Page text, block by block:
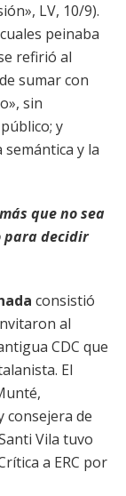
LV, 10/9).
peinaba
refirió al
sumar con
sin
y
y la
que no sea
para decidir
consistió
al
CDC que
El
consejera de
Vila tuvo
a ERC por